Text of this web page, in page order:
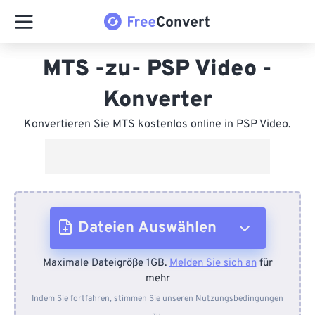
MTS -zu- PSP Video -
Konverter
Konvertieren Sie MTS kostenlos online in PSP Video.
Dateien Auswählen
Vom Gerät
Maximale Dateigröße 1GB.Melden Sie sich anfür
mehr
Indem Sie fortfahren, stimmen Sie unseren Nutzungsbedingungen